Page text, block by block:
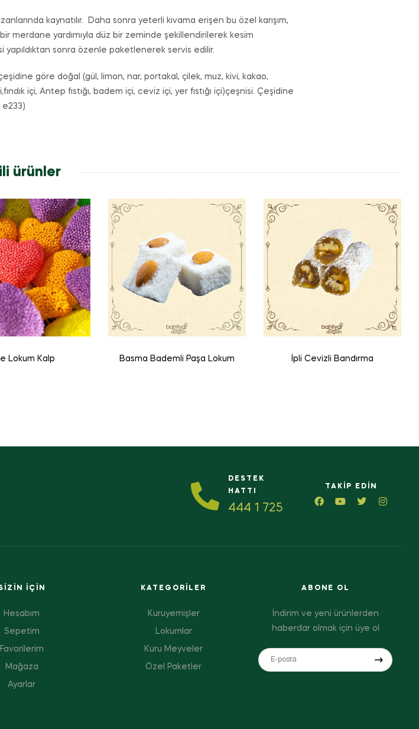
kaynatılır. Daha sonra yeterli kıvama erişen bu özel karışım,
merdane yardımıyla düz bir zeminde şekillendirilerek kesim
yapıldıktan sonra özenle paketlenerek servis edilir.
göre doğal (gül, limon, nar, portakal, çilek, muz, kivi, kakao,
içi, Antep fıstığı, badem içi, ceviz içi, yer fıstığı içi)çeşnisi. Çeşidine
ürünler
Lokum Kalp Basma Bademli Paşa Lokum İpli Cevizli Bandırma
DESTEK
HATTI
444 1 725
TAKIP EDIN
IÇIN
Hesabım
Sepetim
Favorilerim
Mağaza
Ayarlar
KATEGORILER
Kuruyemişler
Lokumlar
Kuru Meyveler
Özel Paketler
ABONE OL
İndirim ve yeni ürünlerden
haberdar olmak için üye ol